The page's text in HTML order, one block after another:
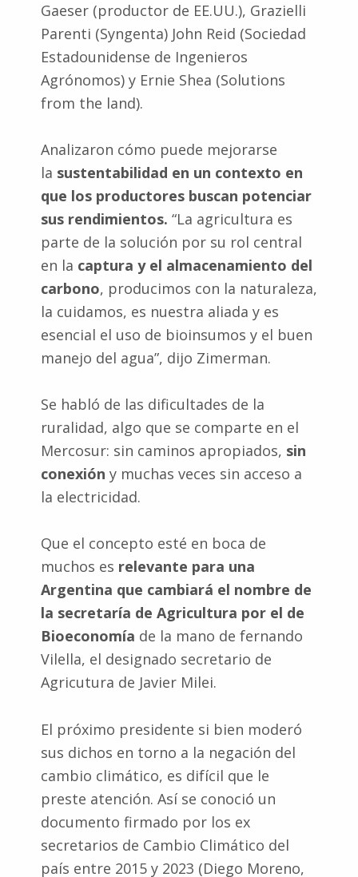
Gaeser (productor de EE.UU.), Grazielli
Parenti (Syngenta) John Reid (Sociedad
Estadounidense de Ingenieros
Agrónomos) y Ernie Shea (Solutions
from the land).
Analizaron cómo puede mejorarse
la sustentabilidad en un contexto en
que los productores buscan potenciar
sus rendimientos. “La agricultura es
parte de la solución por su rol central
en la captura y el almacenamiento del
carbono, producimos con la naturaleza,
la cuidamos, es nuestra aliada y es
esencial el uso de bioinsumos y el buen
manejo del agua”, dijo Zimerman.
Se habló de las dificultades de la
ruralidad, algo que se comparte en el
Mercosur: sin caminos apropiados, sin
conexión y muchas veces sin acceso a
la electricidad.
Que el concepto esté en boca de
muchos es relevante para una
Argentina que cambiará el nombre de
la secretaría de Agricultura por el de
Bioeconomía de la mano de fernando
Vilella, el designado secretario de
Agricutura de Javier Milei.
El próximo presidente si bien moderó
sus dichos en torno a la negación del
cambio climático, es difícil que le
preste atención. Así se conoció un
documento firmado por los ex
secretarios de Cambio Climático del
país entre 2015 y 2023 (Diego Moreno,